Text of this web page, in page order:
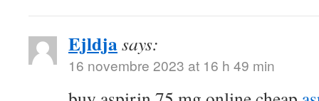
Ejldjasays:
16 novembre 2023 at 16 h 49 min